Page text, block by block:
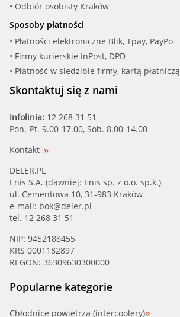
• Odbiór osobisty Kraków
Sposoby płatności
• Płatności elektroniczne Blik, Tpay, PayPo
• Firmy kurierskie InPost, DPD
• Płatność w siedzibie firmy, kartą płatniczą
Skontaktuj się z nami
Infolinia: 12 268 31 51
Pon.-Pt. 9.00-17.00, Sob. 8.00-14.00
Kontakt
DELER.PL
Enis S.A. (dawniej: Enis sp. z o.o. sp.k.)
ul. Cementowa 10, 31-983 Kraków
e-mail: bok@deler.pl
tel. 12 268 31 51
NIP: 9452188455
KRS 0001182897
REGON: 36309630300000
Popularne kategorie
Chłodnice powietrza (intercoolery)